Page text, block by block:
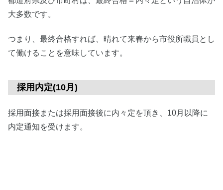
大多数です。
つまり、最終合格すれば、晴れて来春から市役所職員とし
て働けることを意味しています。
採用内定(10月)
採用面接または採用面接後に内々定を頂き、10月以降に
内定通知を受けます。